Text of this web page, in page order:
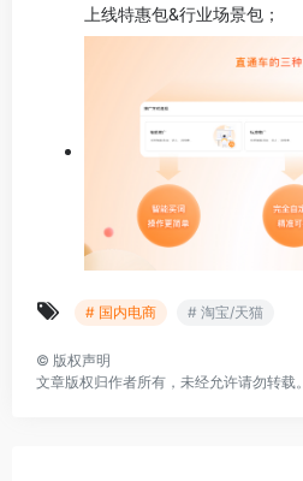
上线特惠包&行业场景包；
# 国内电商 # 淘宝/天猫
© 版权声明
文章版权归作者所有，未经允许请勿转载。